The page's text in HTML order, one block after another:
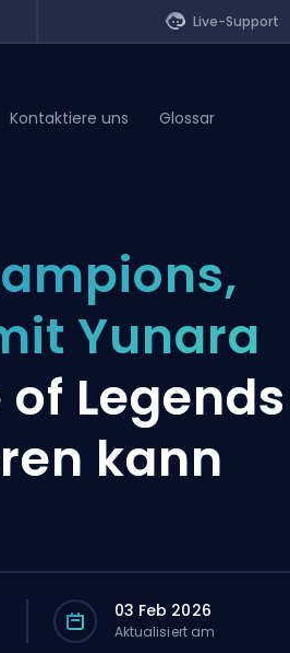
Live-Support
Kontaktiere uns Glossar
Yunara
Legends
kann
03 Feb 2026
Aktualisiert am